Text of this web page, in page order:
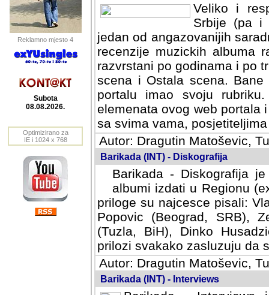
Reklamno mjesto 4
Subota
08.08.2026.
Optimizirano za
IE i 1024 x 768
Veliko i
Srbije (pa i
jedan od angazovanijih
recenzije muzickih albuma
razvrstani po godinama i po
scena i Ostala scena.
portalu imao svoju
elemenata ovog web portala
sa svima vama,
Autor: Dragutin Matoševic,
Barikada (INT) - Diskografija
Barikada - Diskografija
albumi izdati u Regionu
priloge su najcesce pisali:
Popovic (Beograd, SRB),
(Tuzla, BiH), Dinko
prilozi svakako zasluzuju da
Autor: Dragutin Matoševic,
Barikada (INT) - Interviews